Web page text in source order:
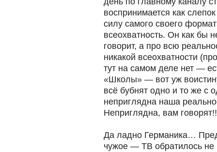
воспринимается как
силу самого своего
всеохватность. Он как бы
говорит, а про всю
никакой всеохватности
тут на самом деле нет —
«Школы» — вот уж
всё бубнят одно и то же с
неприглядна наша
Неприглядна, вам
Да ладно Германика…
чужое — ТВ обратилось